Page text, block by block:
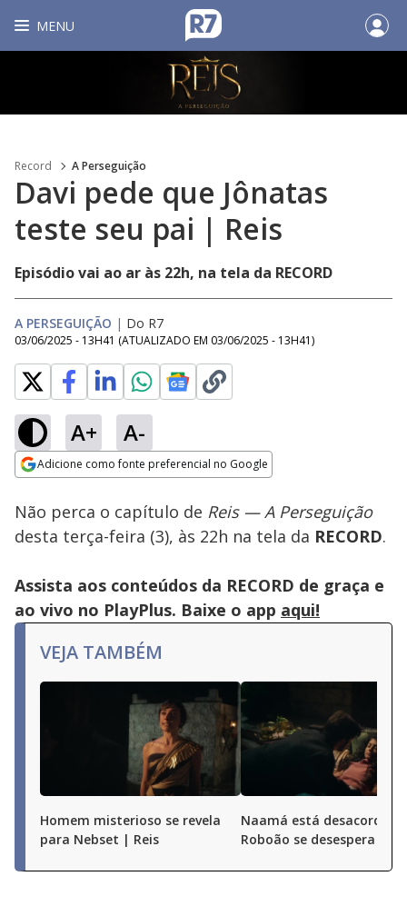
MENU
Record A Perseguição
Davi pede que Jônatas
teste seu pai | Reis
Episódio vai ao ar às 22h, na tela da RECORD
A PERSEGUIÇÃO | Do R7
03/06/2025 - 13H41 (ATUALIZADO EM 03/06/2025 - 13H41)
A+ A-
Adicione como fonte preferencial no Google
Ativar
100.00%
Não perca o capítulo de Reis — A Perseguição
desta terça-feira (3), às 22h na tela da RECORD.
Assista aos conteúdos da RECORD de graça e
ao vivo no PlayPlus. Baixe o app aqui!
VEJA TAMBÉM
Homem misterioso se revela
para Nebset | Reis
Naamá está
Roboão se desespera |